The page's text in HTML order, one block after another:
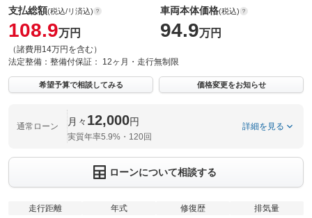
支払総額(税込/リ済込)
108.9万円
（諸費用14万円を含む）
車両本体価格(税込)
94.9万円
法定整備： 整備付保証： 12ヶ月・走行無制限
希望予算で相談してみる 価格変更をお知らせ
通常ローン 月々 12,000円
実質年率5.9%・120回
詳細を見る
ローンについて相談する
走行距離 年式 修復歴 排気量